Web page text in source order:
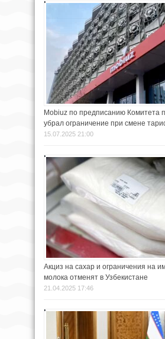
Mobiuz по предписанию Комитета
убрал ограничение при смене
15.07.2025 21:00
Акциз на сахар и ограничения на
молока отменят в Узбекистане
21.04.2025 17:46